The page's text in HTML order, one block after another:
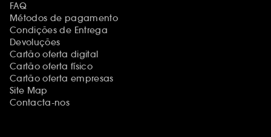
FAQ
Métodos de pagamento
Condições de Entrega
Devoluções
Cartão oferta digital
Cartão oferta físico
Cartão oferta empresas
Site Map
Contacta-nos